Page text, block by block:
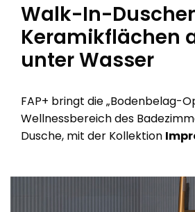
Walk-In-
Keramikflächen
unter Wasser
FAP+ bringt die „Bodenbelag-
Wellnessbereich des
Dusche, mit der Kollektion